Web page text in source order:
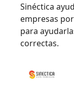
Sinéctica
empresas
para
correctas.